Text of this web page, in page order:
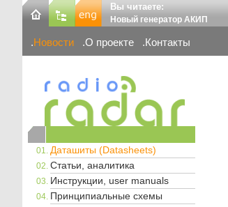
Вы читаете:
Новый генератор АКИП
Новости О проекте Контакты
Даташиты (Datasheets)
Статьи, аналитика
Инструкции, user manuals
Принципиальные схемы